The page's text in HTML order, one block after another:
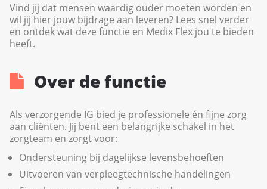
Vind jij dat mensen waardig ouder moeten worden en
wil jij hier jouw bijdrage aan leveren? Lees snel verder
en ontdek wat deze functie en Medix Flex jou te bieden
heeft.
Over de functie
Als verzorgende IG bied je professionele én fijne zorg
aan cliënten. Jij bent een belangrijke schakel in het
zorgteam en zorgt voor:
Ondersteuning bij dagelijkse levensbehoeften
Uitvoeren van verpleegtechnische handelingen